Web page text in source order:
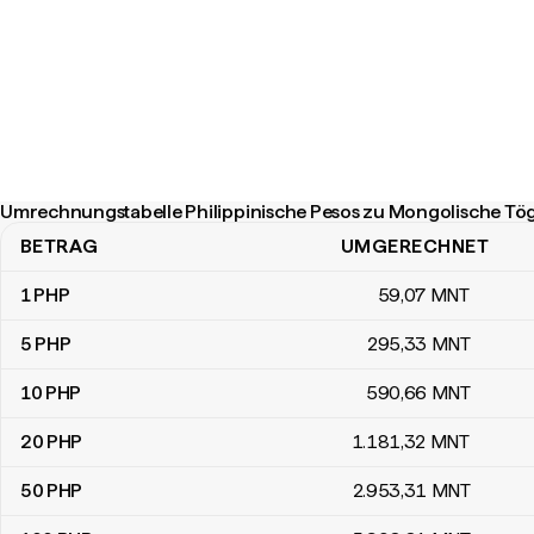
Umrechnungstabelle Philippinische Pesos zu Mongolische
Umrechnungstabelle Philippinische Pesos zu Mongolische Tögrög
BETRAG UMGERECHNET
1PHP 59,07 MNT
5 PHP 295,33 MNT
10 PHP 590,66 MNT
20 PHP 1.181,32 MNT
50 PHP 2.953,31 MNT